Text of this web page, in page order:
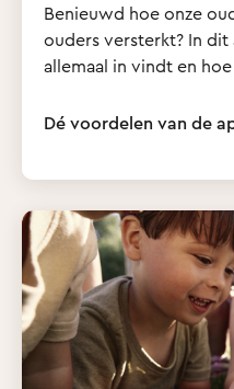
Benieuwd hoe onze
ouders versterkt? In
allemaal in vindt en
Dé voordelen van de